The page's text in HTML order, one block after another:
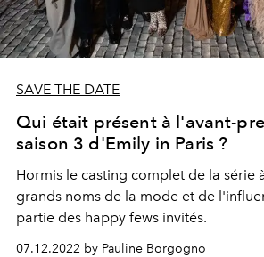
SAVE THE DATE
Qui était présent à l'avant-
saison 3 d'Emily in Paris ?
Hormis le casting complet de la série
grands noms de la mode et de
partie des happy fews invités.
07.12.2022 by Pauline Borgogno